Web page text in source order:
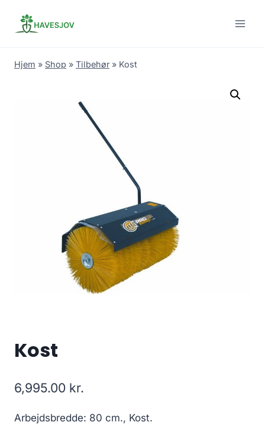
Hjem » Shop » Tilbehør » Kost
Kost
6,995.00 kr.
Arbejdsbredde: 80 cm., Kost.